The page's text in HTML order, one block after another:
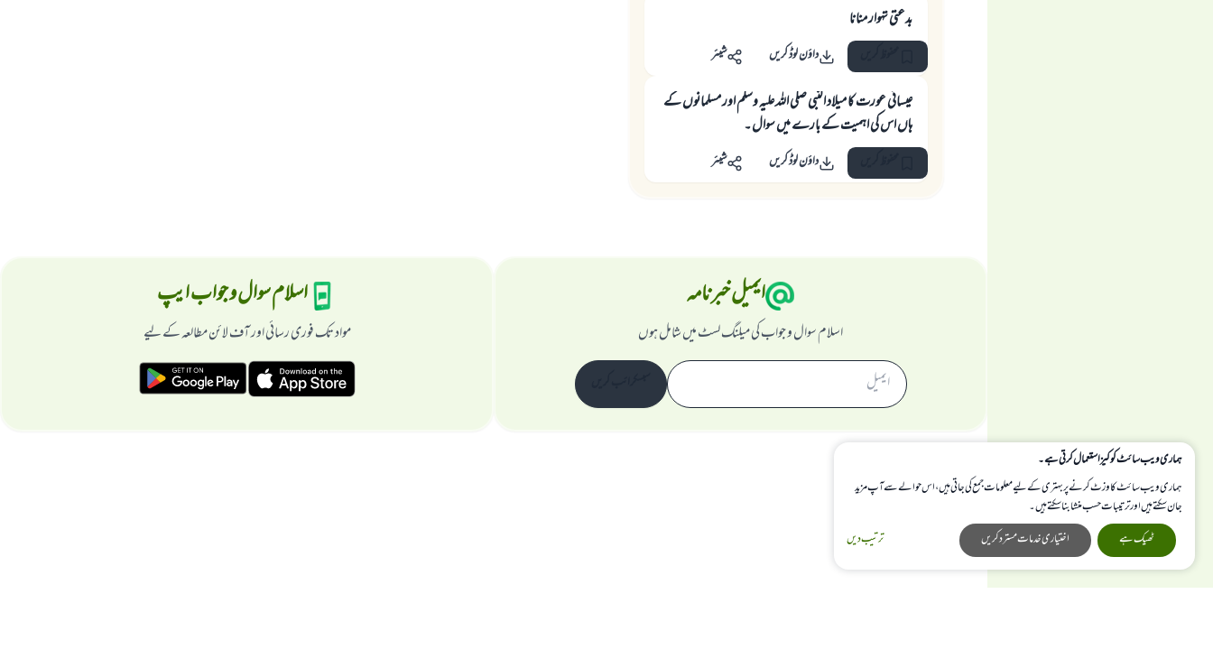
بدعتى تہوار منانا
داؤن لوڈ کریں شیئر
عیسائی عورت کا میلاد النبی صلی اللہ علیہ وسلم اور مسلمانوں کے
ہاں اس کی اہمیت کے بارے میں سوال ۔
داؤن لوڈ کریں شیئر
ایمیل خبرنامہ
اسلام سوال و جواب کی میلنگ لسٹ میں شامل ہوں
اسلام سوال و جواب ایپ
مواد تک فوری رسائی اور آف لائن مطالعہ کے لیے
ہماری ویب سائٹ کوکیز استعمال کرتی ہے۔
ہماری ویب سائٹ کا وزٹ کرنے پر بہتری کے لیے معلومات جمع کی جاتی ہیں، اس حوالے سے آپ مزید
جان سکتے ہیں اور ترتیبات حسب منشا بنا سکتے ہیں۔
ترتیب دیں
اختیاری خدمات مسترد کریں ٹھیک ہے